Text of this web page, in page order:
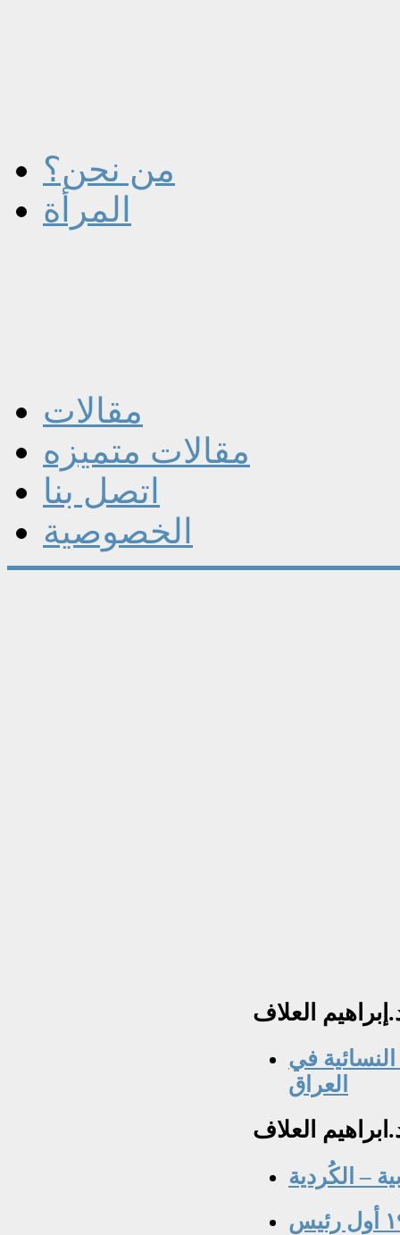
من نحن؟
المرأة
مقالات
مقالات متميزه
اتصل بنا
الخصوصية
العلاف
في
العراق
العلاف
الأستاذ الدكتور عبد الجبار عبد الله ١٩١٣-١٩٦٩ أول رئيس